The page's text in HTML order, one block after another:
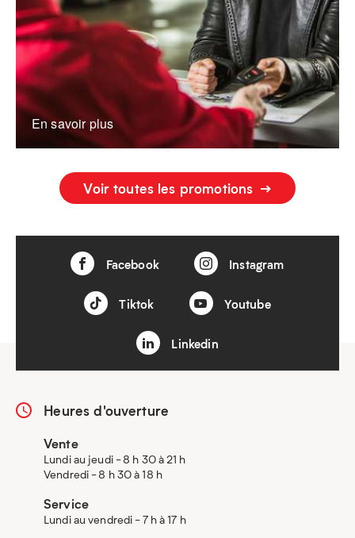
En savoir plus
Voir toutes les promotions
Facebook Instagram
Tiktok Youtube
Linkedin
Heures d'ouverture
Vente
Lundi au jeudi - 8 h 30 à 21 h
Vendredi - 8 h 30 à 18 h
Service
Lundi au vendredi - 7 h à 17 h